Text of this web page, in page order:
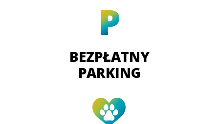
BEZPŁATNY
PARKING